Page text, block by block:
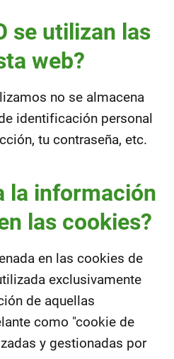
se utilizan las
web?
no se almacena
identificación personal
tu contraseña, etc.
la información
las cookies?
en las cookies de
exclusivamente
de aquellas
como "cookie de
y gestionadas por